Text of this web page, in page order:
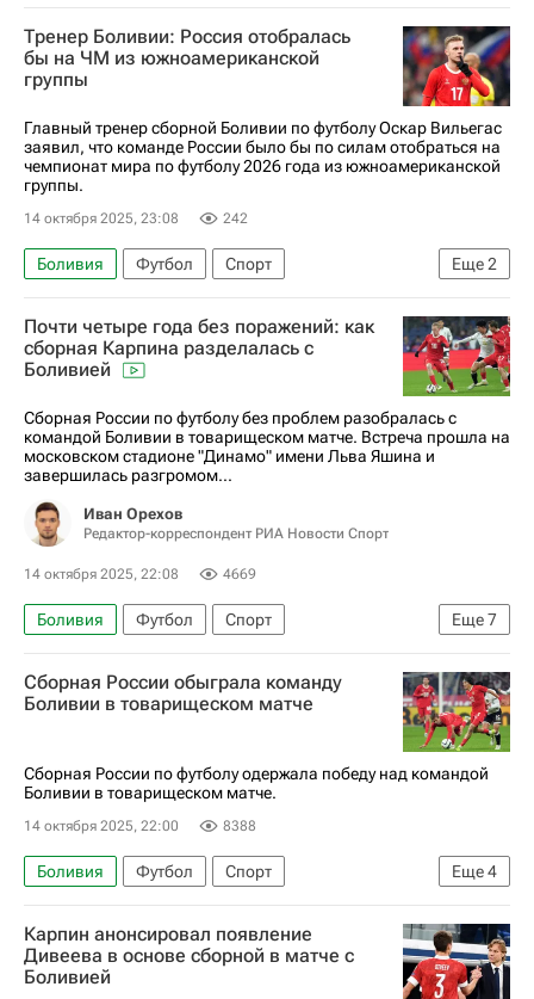
Международная федерация футбола (ФИФА)
Сборная России по футболу
Иран
Тренер Боливии: Россия отобралась
бы на ЧМ из южноамериканской
группы
Главный тренер сборной Боливии по футболу Оскар Вильегас
заявил, что команде России было бы по силам отобраться на
чемпионат мира по футболу 2026 года из южноамериканской
группы.
14 октября 2025, 23:08 242
Еще2
Боливия Футбол
Спорт
Сборная России по футболу
ЧМ по футболу 2026
Почти четыре года без поражений: как
сборная Карпина разделалась с
Боливией
Сборная России по футболу без проблем разобралась с
командой Боливии в товарищеском матче. Встреча прошла на
московском стадионе "Динамо" имени Льва Яшина и
завершилась разгромом...
Иван Орехов
Редактор-корреспондент РИА Новости Спорт
14 октября 2025, 22:08 4669
Еще7
Боливия Футбол
Спорт
Авторы РИА Новости Спорт
Материалы РИА Спорт
Спорт — видео
Товарищеские матчи
товарищеские матчи
Валерий Карпин
Сборная России обыграла команду
Боливии в товарищеском матче
Сборная России по футболу одержала победу над командой
Боливии в товарищеском матче.
14 октября 2025, 22:00 8388
Еще4
Боливия Футбол
Спорт
Алексей Миранчук
Лечи Садулаев
Иван Сергеев (1995)
Сборная России по футболу
Карпин анонсировал появление
Дивеева в основе сборной в матче с
Боливией